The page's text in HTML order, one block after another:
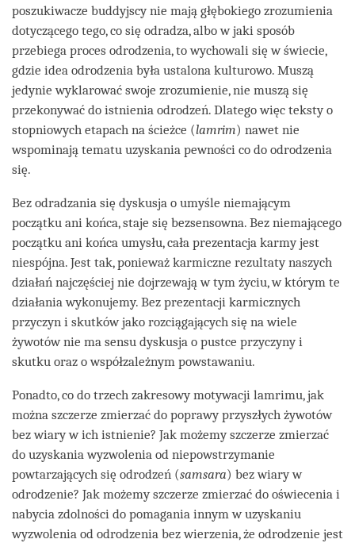
poszukiwacze buddyjscy nie mają głębokiego zrozumienia
dotyczącego tego, co się odradza, albo w jaki sposób
przebiega proces odrodzenia, to wychowali się w świecie,
gdzie idea odrodzenia była ustalona kulturowo. Muszą
jedynie wyklarować swoje zrozumienie, nie muszą się
przekonywać do istnienia odrodzeń. Dlatego więc teksty o
stopniowych etapach na ścieżce (lamrim) nawet nie
wspominają tematu uzyskania pewności co do odrodzenia
się.
Bez odradzania się dyskusja o umyśle niemającym
początku ani końca, staje się bezsensowna. Bez niemającego
początku ani końca umysłu, cała prezentacja karmy jest
niespójna. Jest tak, ponieważ karmiczne rezultaty naszych
działań najczęściej nie dojrzewają w tym życiu, w którym te
działania wykonujemy. Bez prezentacji karmicznych
przyczyn i skutków jako rozciągających się na wiele
żywotów nie ma sensu dyskusja o pustce przyczyny i
skutku oraz o współzależnym powstawaniu.
Ponadto, co do trzech zakresowy motywacji lamrimu, jak
można szczerze zmierzać do poprawy przyszłych żywotów
bez wiary w ich istnienie? Jak możemy szczerze zmierzać
do uzyskania wyzwolenia od niepowstrzymanie
powtarzających się odrodzeń (samsara) bez wiary w
odrodzenie? Jak możemy szczerze zmierzać do oświecenia i
nabycia zdolności do pomagania innym w uzyskaniu
wyzwolenia od odrodzenia bez wierzenia, że odrodzenie jest